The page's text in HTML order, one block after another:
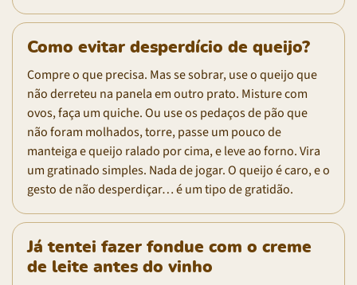
Como evitar desperdício de queijo?
Compre o que precisa. Mas se sobrar, use o queijo que
não derreteu na panela em outro prato. Misture com
ovos, faça um quiche. Ou use os pedaços de pão que
não foram molhados, torre, passe um pouco de
manteiga e queijo ralado por cima, e leve ao forno. Vira
um gratinado simples. Nada de jogar. O queijo é caro, e o
gesto de não desperdiçar… é um tipo de gratidão.
Já tentei fazer fondue com o creme
de leite antes do vinho